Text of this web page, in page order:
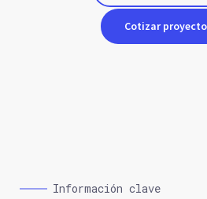
Cotizar
Información clave